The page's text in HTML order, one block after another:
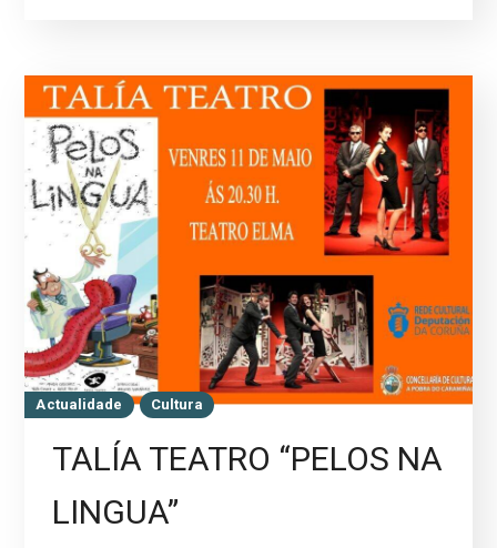
Actualidade Cultura
TALÍA TEATRO “PELOS NA
LINGUA”